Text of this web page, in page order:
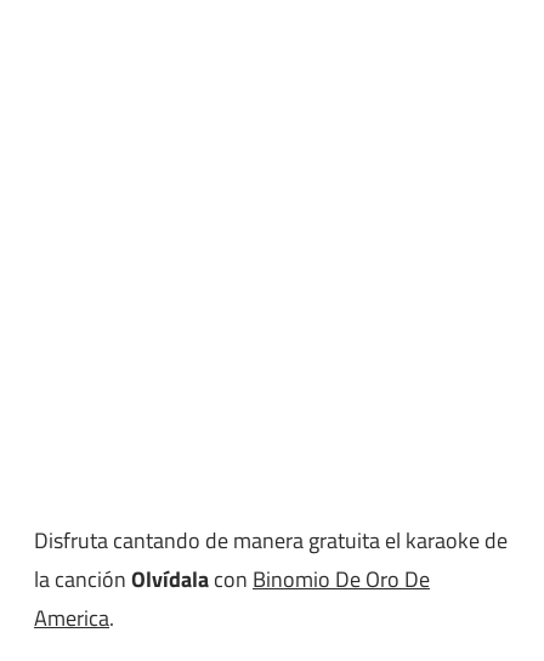
Disfruta cantando de manera gratuita el karaoke de
la canciónOlvídalacon Binomio De Oro De
America.